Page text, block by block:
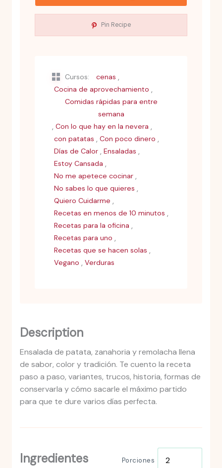
Pin Recipe
Cursos: cenas ,
Cocina de aprovechamiento ,
Comidas rápidas para entre
semana
, Con lo que hay en la nevera ,
con patatas , Con poco dinero ,
Días de Calor , Ensaladas ,
Estoy Cansada ,
No me apetece cocinar ,
No sabes lo que quieres ,
Quiero Cuidarme ,
Recetas en menos de 10 minutos ,
Recetas para la oficina ,
Recetas para uno ,
Recetas que se hacen solas ,
Vegano , Verduras
Description
Ensalada de patata, zanahoria y remolacha llena
de sabor, color y tradición. Te cuento la receta
paso a paso, variantes, trucos, historia, formas de
conservarla y cómo sacarle el máximo partido
para que te dure varios días perfecta.
Ingredientes Porciones